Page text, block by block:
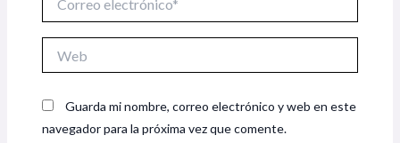
electrónico*
Guarda mi nombre, correo electrónico y web en este
navegador para la próxima vez que comente.